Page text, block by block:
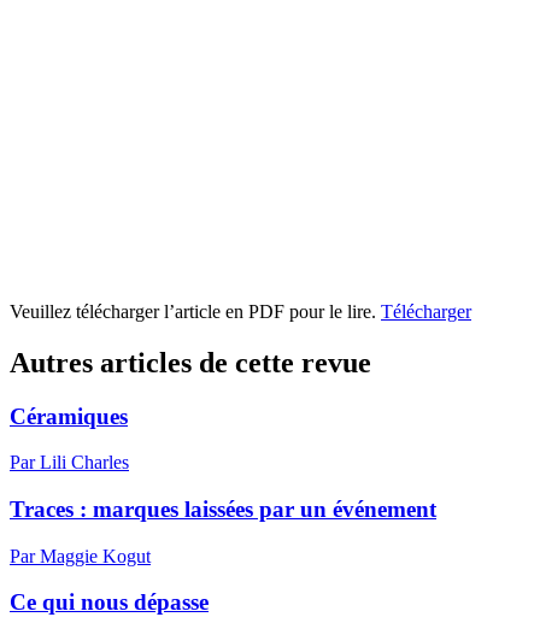
Veuillez télécharger l’article en PDF pour le lire. Télécharger
Autres articles de cette revue
Céramiques
Par Lili Charles
Traces : marques laissées par un événement
Par Maggie Kogut
Ce qui nous dépasse